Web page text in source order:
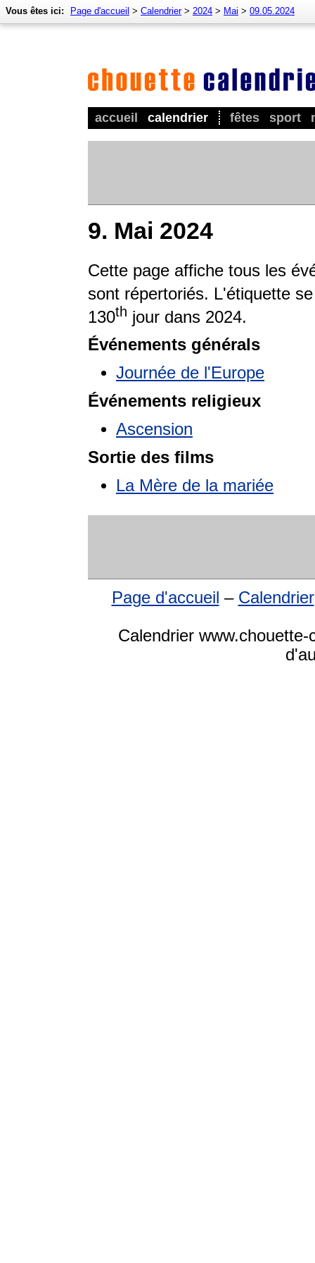
accueil calendrier fêtes sport
Vous êtes ici: Page d'accueil > Calendrier> 2024 > Mai > 09.05.2024
9. Mai 2024
Cette page affiche tous les
sont répertoriés. L'étiquette
130th jour dans 2024.
Événements générals
Journée de l'Europe
Événements religieux
Ascension
Sortie des films
La Mère de la mariée
Page d'accueil – Calendrier
Calendrier